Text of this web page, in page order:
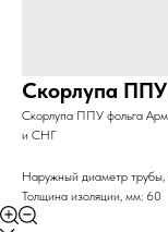
Скорлупа
Скорлупа ППУ фольга
и СНГ
Наружный диаметр
Толщина изоляции, мм: 60